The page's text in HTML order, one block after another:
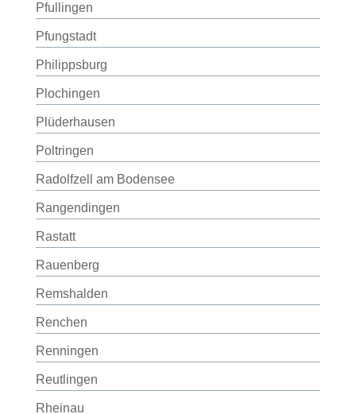
Pfullingen
Pfungstadt
Philippsburg
Plochingen
Plüderhausen
Poltringen
Radolfzell am Bodensee
Rangendingen
Rastatt
Rauenberg
Remshalden
Renchen
Renningen
Reutlingen
Rheinau